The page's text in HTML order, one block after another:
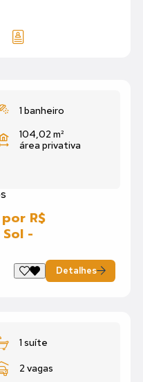
1 banheiro
104,02 m²
área privativa
R$
-
Detalhes
1 suíte
2 vagas